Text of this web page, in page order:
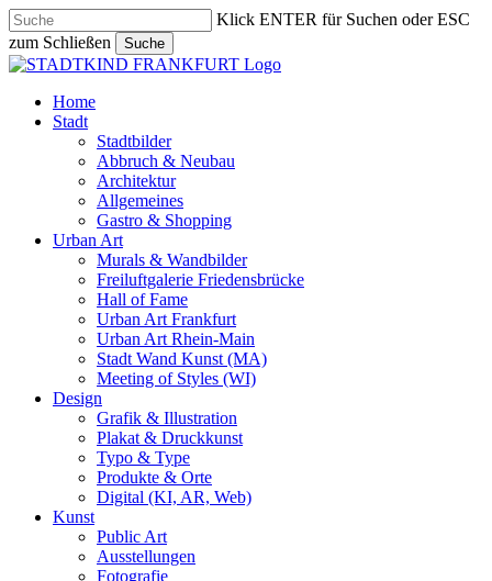
Skip
to
main
content
Klick ENTER für Suchen oder ESC
zum Schließen
Suche
Close
search
Menu
Home
Stadt
Stadtbilder
Abbruch & Neubau
Architektur
Allgemeines
Gastro & Shopping
Urban Art
Murals & Wandbilder
Freiluftgalerie Friedensbrücke
Hall of Fame
Urban Art Frankfurt
Urban Art Rhein-Main
Stadt Wand Kunst (MA)
Meeting of Styles (WI)
Design
Grafik & Illustration
Plakat & Druckkunst
Typo & Type
Produkte & Orte
Digital (KI, AR, Web)
Kunst
Public Art
Ausstellungen
Fotografie